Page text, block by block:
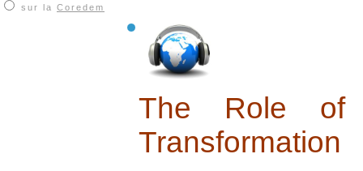
sur la Coredem
The Role of
Transformation